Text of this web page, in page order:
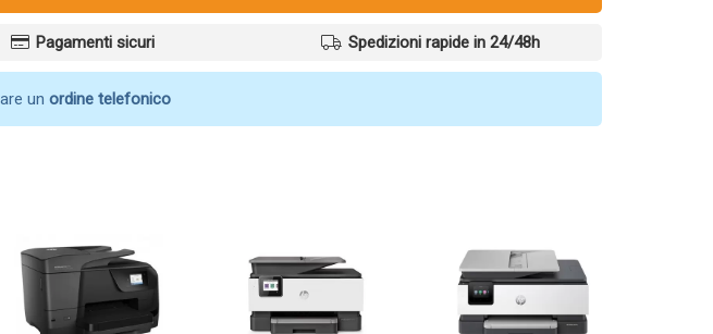
Pagamenti sicuri Spedizioni rapide in 24/48h
un ordine telefonico